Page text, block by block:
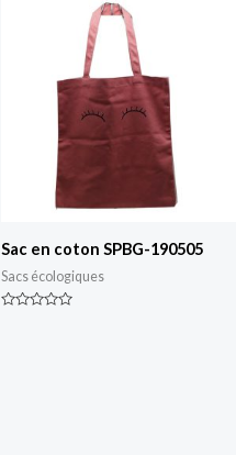
Sac en coton SPBG-190505
Sacs écologiques